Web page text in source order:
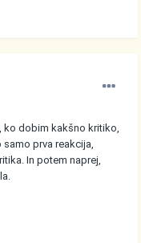
ko dobim kakšno kritiko,
prva reakcija,
In potem naprej,